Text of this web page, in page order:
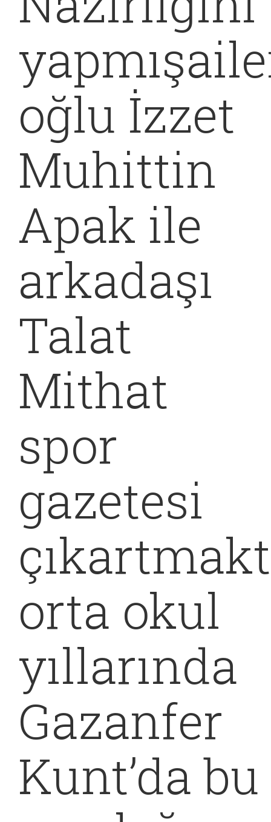
oğlu İzzet
Muhittin
Apak ile
arkadaşı
Talat
Mithat
spor
gazetesi
orta okul
yıllarında
Gazanfer
Kunt’da bu